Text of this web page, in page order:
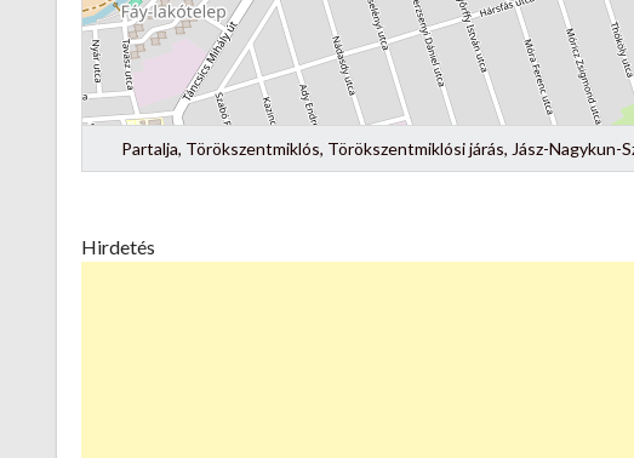
Partalja, Törökszentmiklós, Törökszentmiklósi járás, Jász-Nagykun-
Hirdetés